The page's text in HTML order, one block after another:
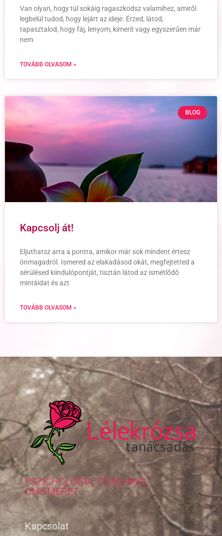
Van olyan, hogy túl sokáig ragaszkodsz valamihez, amiről
legbelül tudod, hogy lejárt az ideje. Érzed, látod,
tapasztalod, hogy fáj, lenyom, kimerít vagy egyszerűen már
nem
TOVÁBB OLVASOM »
BLOG
Kapcsolj át!
Eljuthatsz arra a pontra, amikor már sok mindent értesz
önmagadról. Ismered az elakadásod okát, megfejtetted a
sérülésed kiindulópontját, tisztán látod az ismétlődő
mintáidat és azt
TOVÁBB OLVASOM »
PSZICHOLÓGIA, COACHING,
ÖNISMERET
Kapcsolat